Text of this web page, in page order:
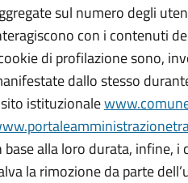
sul numero degli
con i contenuti
di profilazione sono,
dallo stesso
istituzionale
base alla loro durata, infine,
la rimozione da parte